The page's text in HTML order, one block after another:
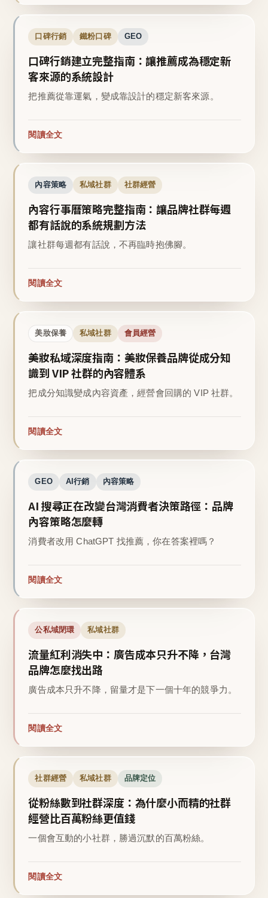
口碑行銷 鐵粉口碑 GEO
口碑行銷建立完整指南：讓推薦成為穩定新
客來源的系統設計
把推薦從靠運氣，變成靠設計的穩定新客來源。
閱讀全文
內容策略 私域社群 社群經營
內容行事曆策略完整指南：讓品牌社群每週
都有話說的系統規劃方法
讓社群每週都有話說，不再臨時抱佛腳。
閱讀全文
美妝保養 私域社群 會員經營
美妝私域深度指南：美妝保養品牌從成分知
識到 VIP 社群的內容體系
把成分知識變成內容資產，經營會回購的 VIP 社群。
閱讀全文
GEO AI行銷 內容策略
AI 搜尋正在改變台灣消費者決策路徑：品牌
內容策略怎麼轉
消費者改用 ChatGPT 找推薦，你在答案裡嗎？
閱讀全文
公私域閉環 私域社群
流量紅利消失中：廣告成本只升不降，台灣
品牌怎麼找出路
廣告成本只升不降，留量才是下一個十年的競爭力。
閱讀全文
社群經營 私域社群 品牌定位
從粉絲數到社群深度：為什麼小而精的社群
經營比百萬粉絲更值錢
一個會互動的小社群，勝過沉默的百萬粉絲。
閱讀全文